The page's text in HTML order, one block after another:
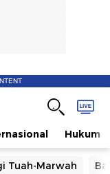
Hukum
Tuah-Marwah